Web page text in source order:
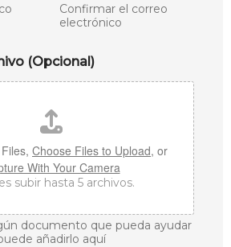
Confirmar el correo
electrónico
(Opcional)
Choose Files to Upload, or
With Your Camera
subir hasta 5 archivos.
documento que pueda ayudar
añadirlo aquí